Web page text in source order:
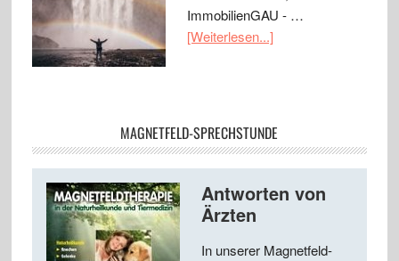
ImmobilienGAU - …
[Weiterlesen...]
MAGNETFELD-SPRECHSTUNDE
Antworten von
Ärzten
In unserer Magnetfeld-